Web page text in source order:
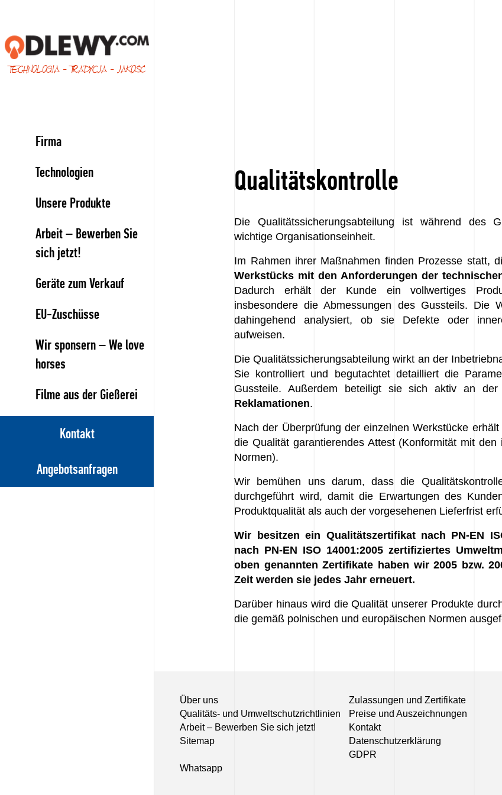
TECHNOLOGIA - TRADYCJA - JAKOŚĆ
Firma
Technologien
Unsere Produkte
Arbeit – Bewerben Sie
sich jetzt!
Geräte zum Verkauf
EU-Zuschüsse
Wir sponsern – We love
horses
Filme aus der Gießerei
Kontakt
Angebotsanfragen
Qualitätskontrolle
Die Qualitätssicherungsabteilung ist während des
wichtige Organisationseinheit.
Im Rahmen ihrer Maßnahmen finden Prozesse statt,
Werkstücks mit den Anforderungen der
Dadurch erhält der Kunde ein vollwertiges
insbesondere die Abmessungen des Gussteils. Die
dahingehend analysiert, ob sie Defekte oder
aufweisen.
Die Qualitätssicherungsabteilung wirkt an der
Sie kontrolliert und begutachtet detailliert die
Gussteile. Außerdem beteiligt sie sich aktiv an der
Reklamationen.
Nach der Überprüfung der einzelnen Werkstücke
die Qualität garantierendes Attest (Konformität mit den
Normen).
Wir bemühen uns darum, dass die
durchgeführt wird, damit die Erwartungen des
Produktqualität als auch der vorgesehenen Lieferfrist
Wir besitzen ein Qualitätszertifikat nach PN-EN
nach PN-EN ISO 14001:2005 zertifiziertes
oben genannten Zertifikate haben wir 2005 bzw.
Zeit werden sie jedes Jahr erneuert.
Darüber hinaus wird die Qualität unserer Produkte
die gemäß polnischen und europäischen Normen
Über uns
Zulassungen und Zertifikate
Qualitäts- und Umweltschutzrichtlinien
Preise und Auszeichnungen
Arbeit – Bewerben Sie sich jetzt!
Kontakt
Sitemap
Datenschutzerklärung
GDPR
Whatsapp